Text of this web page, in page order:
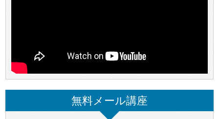
無料メール講座